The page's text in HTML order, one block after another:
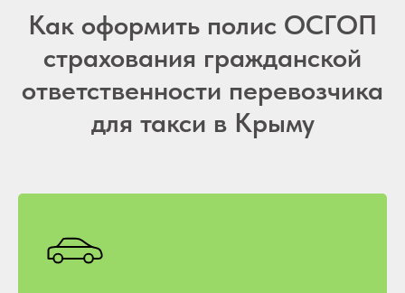
Как оформить полис ОСГОП
страхования гражданской
ответственности перевозчика
для такси в Крыму